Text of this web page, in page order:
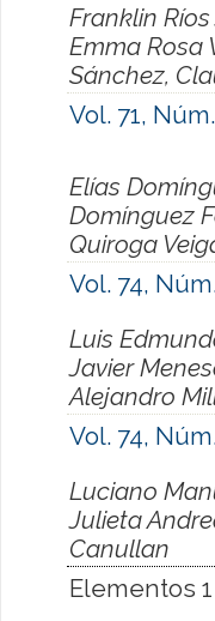
Franklin
Emma Rosa
Sánchez,
Vol. 71,
Elías
Domínguez
Quiroga
Vol. 74,
Luis
Javier
Alejandro
Vol. 74,
Luciano
Julieta
Canullan
Elementos 1